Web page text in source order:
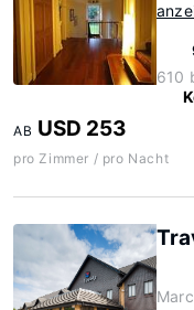
610
AB USD 253
pro Zimmer / pro Nacht